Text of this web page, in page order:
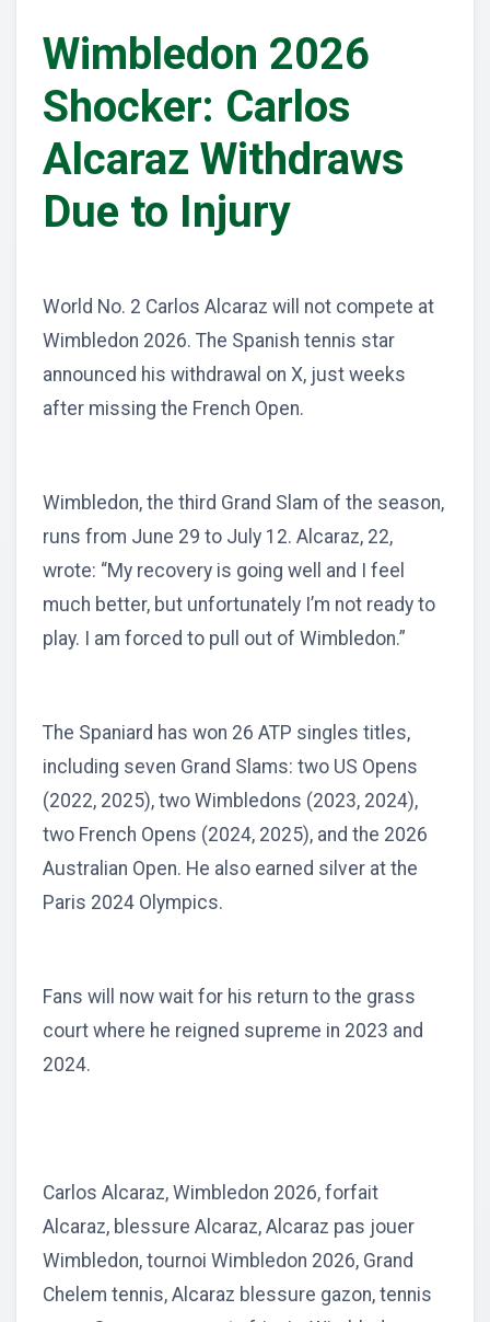
Wimbledon 2026
Shocker: Carlos
Alcaraz Withdraws
Due to Injury
World No. 2 Carlos Alcaraz will not compete at
Wimbledon 2026. The Spanish tennis star
announced his withdrawal on X, just weeks
after missing the French Open.
Wimbledon, the third Grand Slam of the season,
runs from June 29 to July 12. Alcaraz, 22,
wrote: “My recovery is going well and I feel
much better, but unfortunately I’m not ready to
play. I am forced to pull out of Wimbledon.”
The Spaniard has won 26 ATP singles titles,
including seven Grand Slams: two US Opens
(2022, 2025), two Wimbledons (2023, 2024),
two French Opens (2024, 2025), and the 2026
Australian Open. He also earned silver at the
Paris 2024 Olympics.
Fans will now wait for his return to the grass
court where he reigned supreme in 2023 and
2024.
Carlos Alcaraz, Wimbledon 2026, forfait
Alcaraz, blessure Alcaraz, Alcaraz pas jouer
Wimbledon, tournoi Wimbledon 2026, Grand
Chelem tennis, Alcaraz blessure gazon, tennis